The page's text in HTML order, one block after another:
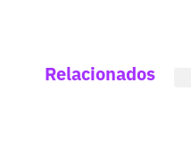
Relacionados